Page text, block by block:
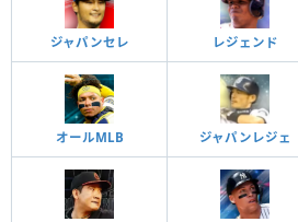
ジャパンセレ レジェンド
オールMLB ジャパンレジェ